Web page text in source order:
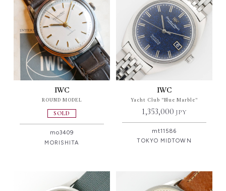
IWC
ROUND MODEL
SOLD
mo3409
MORISHITA
IWC
Yacht Club "Blue Marble"
1,353,000 JPY
mt11586
TOKYO MIDTOWN